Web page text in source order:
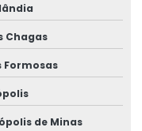
Chagas
Formosas
de Minas